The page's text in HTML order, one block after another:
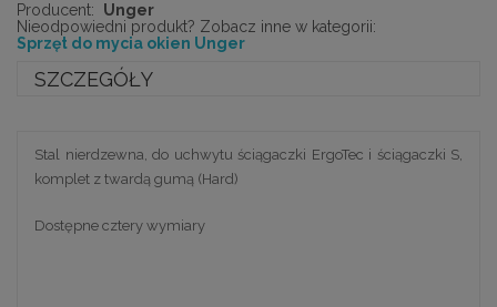
Producent:
Unger
Nieodpowiedni produkt? Zobacz inne w kategorii:
Sprzęt do mycia okien Unger
SZCZEGÓŁY
Stal nierdzewna, do uchwytu ściągaczki ErgoTec i ściągaczki S,
komplet z twardą gumą (Hard)
Dostępne cztery wymiary